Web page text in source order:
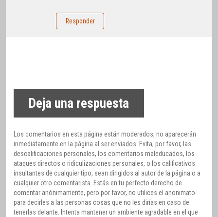
Responder
Deja una respuesta
Los comentarios en esta página están moderados, no aparecerán
inmediatamente en la página al ser enviados. Evita, por favor, las
descalificaciones personales, los comentarios maleducados, los
ataques directos o ridiculizaciones personales, o los calificativos
insultantes de cualquier tipo, sean dirigidos al autor de la página o a
cualquier otro comentarista. Estás en tu perfecto derecho de
comentar anónimamente, pero por favor, no utilices el anonimato
para decirles a las personas cosas que no les dirías en caso de
tenerlas delante. Intenta mantener un ambiente agradable en el que